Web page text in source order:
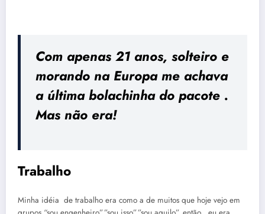
Com apenas 21 anos, solteiro e
morando na Europa me achava
a última bolachinha do pacote .
Mas não era!
Trabalho
Minha idéia de trabalho era como a de muitos que hoje vejo em